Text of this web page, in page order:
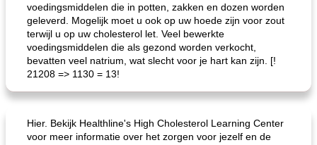
voedingsmiddelen die in potten, zakken en dozen worden
geleverd. Mogelijk moet u ook op uw hoede zijn voor zout
terwijl u op uw cholesterol let. Veel bewerkte
voedingsmiddelen die als gezond worden verkocht,
bevatten veel natrium, wat slecht voor je hart kan zijn. [!
21208 => 1130 = 13!
Hier. Bekijk Healthline's High Cholesterol Learning Center
voor meer informatie over het zorgen voor jezelf en de